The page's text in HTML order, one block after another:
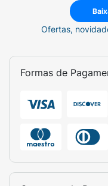
Ofertas,
Formas de